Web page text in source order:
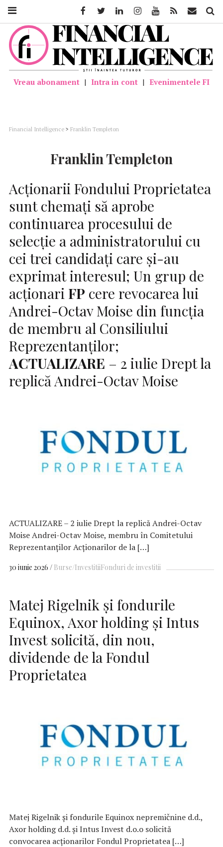
Vreau abonament | Intra in cont | Evenimentele FI
Financial Intelligence > Franklin Templeton
Franklin Templeton
Acționarii Fondului Proprietatea
sunt chemați să aprobe
continuarea procesului de
selecție a administratorului cu
cei trei candidați care și-au
exprimat interesul; Un grup de
acționari FP cere revocarea lui
Andrei-Octav Moise din funcția
de membru al Consiliului
Reprezentanților;
ACTUALIZARE – 2 iulie Drept la
replică Andrei-Octav Moise
ACTUALIZARE – 2 iulie Drept la replică Andrei-Octav
Moise Andrei-Octav Moise, membru în Comitetului
Reprezentanților Acționarilor de la […]
30 iunie 2026 Burse/InvestitiiFonduri de investitii
Matej Rigelnik și fondurile
Equinox, Axor holding și Intus
Invest solicită, din nou,
dividende de la Fondul
Proprietatea
Matej Rigelnik și fondurile Equinox nepremičnine d.d.,
Axor holding d.d. și Intus Invest d.o.o solicită
convocarea acționarilor Fondul Proprietatea […]
FacebookTwitter LinkedinInstagramYoutube Feed Mail